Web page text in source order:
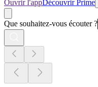
Ouvrir l'appDécouvrir Prime
Que souhaitez-vous écouter ?